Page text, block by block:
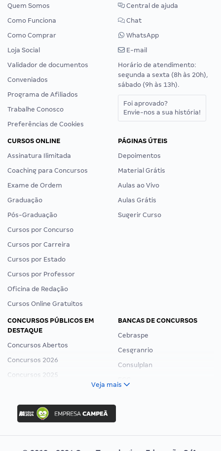
Quem Somos
Como Funciona
Como Comprar
Loja Social
Validador de documentos
Conveniados
Programa de Afiliados
Trabalhe Conosco
Preferências de Cookies
Central de ajuda
Chat
WhatsApp
E-mail
Horário de atendimento:
segunda a sexta (8h às 20h),
sábado (9h às 13h).
Foi aprovado?
Envie-nos a sua história!
CURSOS ONLINE
Assinatura Ilimitada
Coaching para Concursos
Exame de Ordem
Graduação
Pós-Graduação
Cursos por Concurso
Cursos por Carreira
Cursos por Estado
Cursos por Professor
Oficina de Redação
Cursos Online Gratuitos
PÁGINAS ÚTEIS
Depoimentos
Material Grátis
Aulas ao Vivo
Aulas Grátis
Sugerir Curso
CONCURSOS PÚBLICOS EM
DESTAQUE
Concursos Abertos
Concursos 2026
Concursos 2025
Concurso Ibama
Concurso MPU
Editais publicados
BANCAS DE CONCURSOS
Cebraspe
Cesgranrio
Consulplan
Veja mais